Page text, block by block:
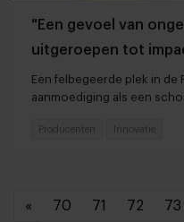
"Een gevoel van
uitgeroepen tot
Een felbegeerde plek in de
aanmoediging als een
Producenten Innovatie
« 70 71 72 73